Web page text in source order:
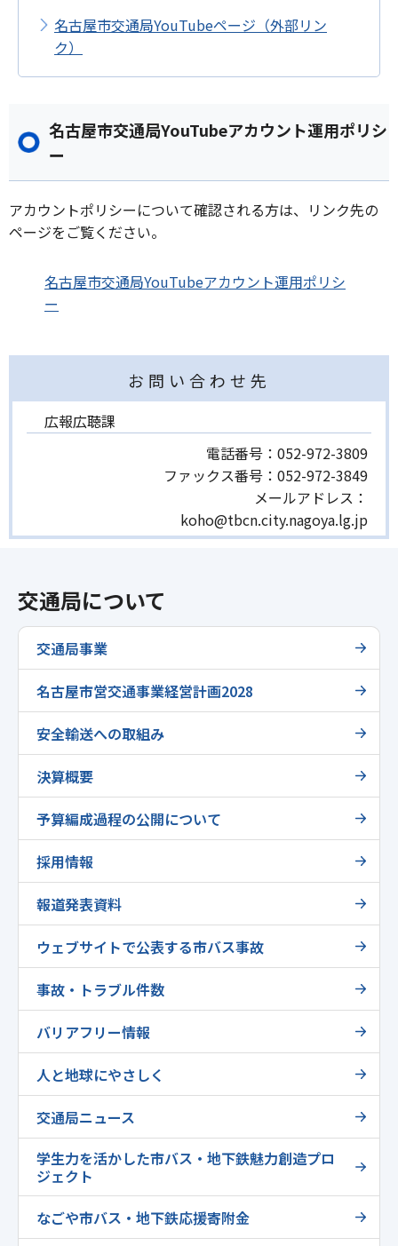
名古屋市交通局YouTubeページ（外部リン
ク）
名古屋市交通局YouTubeアカウント運用ポリシ
ー
アカウントポリシーについて確認される方は、リンク先の
ページをご覧ください。
名古屋市交通局YouTubeアカウント運用ポリシ
ー
お問い合わせ先
広報広聴課
電話番号： 052-972-3809
ファックス番号： 052-972-3849
メールアドレス：
koho@tbcn.city.nagoya.lg.jp
交通局について
交通局事業
名古屋市営交通事業経営計画2028
安全輸送への取組み
決算概要
予算編成過程の公開について
採用情報
報道発表資料
ウェブサイトで公表する市バス事故
事故・トラブル件数
バリアフリー情報
人と地球にやさしく
交通局ニュース
学生力を活かした市バス・地下鉄魅力創造プロ
ジェクト
なごや市バス・地下鉄応援寄附金